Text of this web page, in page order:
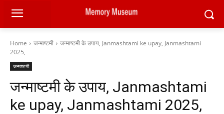
Home जन्माष्टमी
जन्माष्टमी के उपाय, Janmashtami ke upay, Janmashtami
2025,
जन्माष्टमी
जन्माष्टमी के उपाय, Janmashtami
ke upay, Janmashtami 2025,